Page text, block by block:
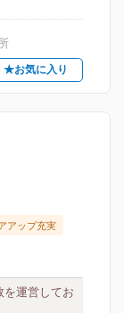
★お気に入り
アップ充実
を運営してお